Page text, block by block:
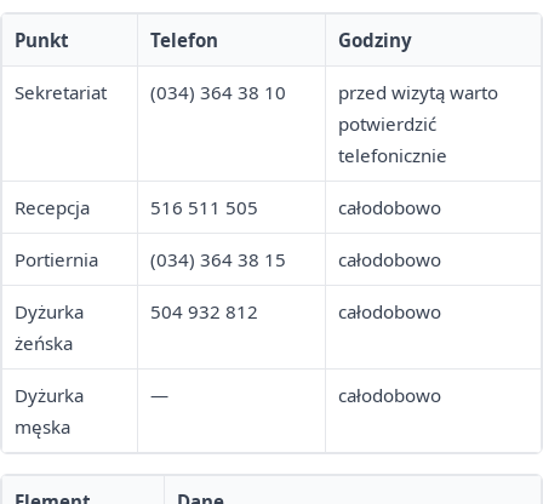
Punkt Telefon Godziny
Sekretariat (034) 364 38 10
przed wizytą warto
potwierdzić
telefonicznie
Recepcja 516 511 505 całodobowo
Portiernia (034) 364 38 15 całodobowo
Dyżurka
żeńska
504 932 812 całodobowo
Dyżurka
męska
— całodobowo